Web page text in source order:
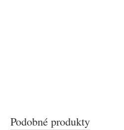
Podobné produkty